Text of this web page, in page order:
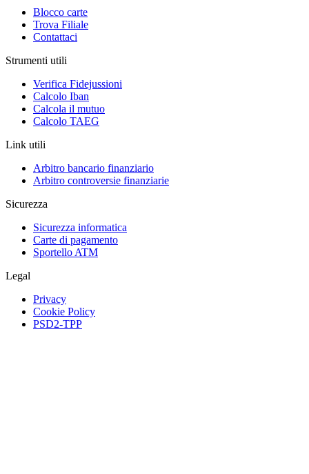
Blocco carte
Trova Filiale
Contattaci
Strumenti utili
Verifica Fidejussioni
Calcolo Iban
Calcola il mutuo
Calcolo TAEG
Link utili
Arbitro bancario finanziario
Arbitro controversie finanziarie
Sicurezza
Sicurezza informatica
Carte di pagamento
Sportello ATM
Legal
Privacy
Cookie Policy
PSD2-TPP